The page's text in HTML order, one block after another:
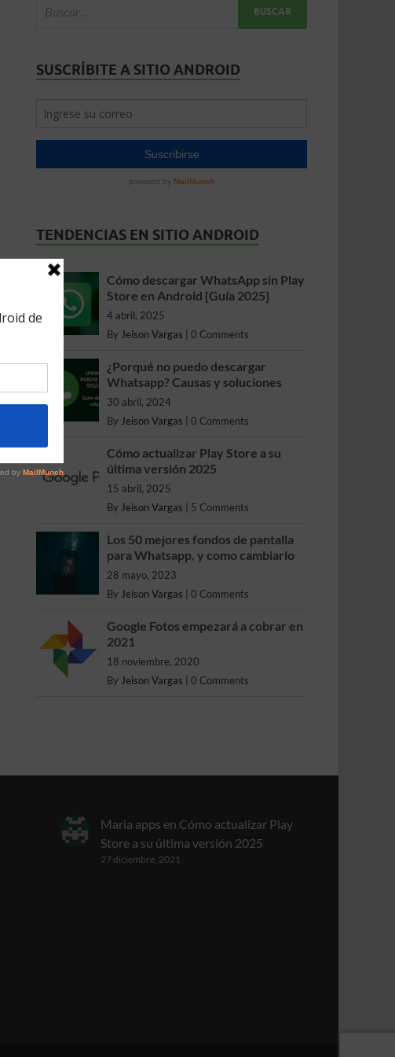
SUSCRÍBITE A SITIO ANDROID
TENDENCIAS EN SITIO ANDROID
Cómo descargar WhatsApp sin Play
Store en Android [Guía 2025]
4 abril, 2025
By Jeison Vargas |0 Comments
¿Porqué no puedo descargar
Whatsapp? Causas y soluciones
30 abril, 2024
By Jeison Vargas |0 Comments
Cómo actualizar Play Store a su
última versión 2025
15 abril, 2025
By Jeison Vargas 5 Comments
Los 50 mejores fondos de pantalla
para Whatsapp, y como cambiarlo
28 mayo, 2023
By Jeison Vargas |0 Comments
Google Fotos empezará a cobrar en
2021
18 noviembre, 2020
By Jeison Vargas |0 Comments
Maria apps en Cómo actualizar Play
Store a su última versión 2025
27 diciembre, 2021